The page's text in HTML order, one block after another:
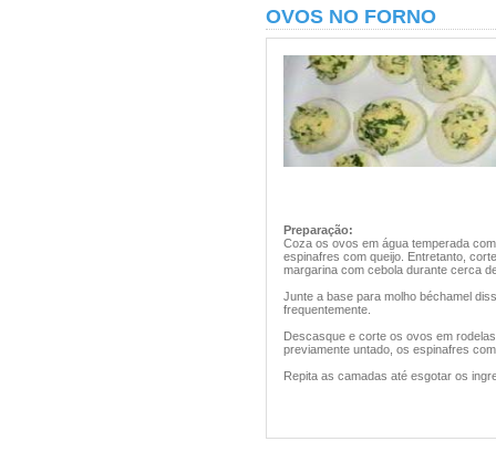
OVOS NO FORNO
Preparação:
Coza os ovos em água temperada
espinafres com queijo. Entretanto,
margarina com cebola durante cerca
Junte a base para molho béchamel
frequentemente.
Descasque e corte os ovos em
previamente untado, os espinafres
Repita as camadas até esgotar os